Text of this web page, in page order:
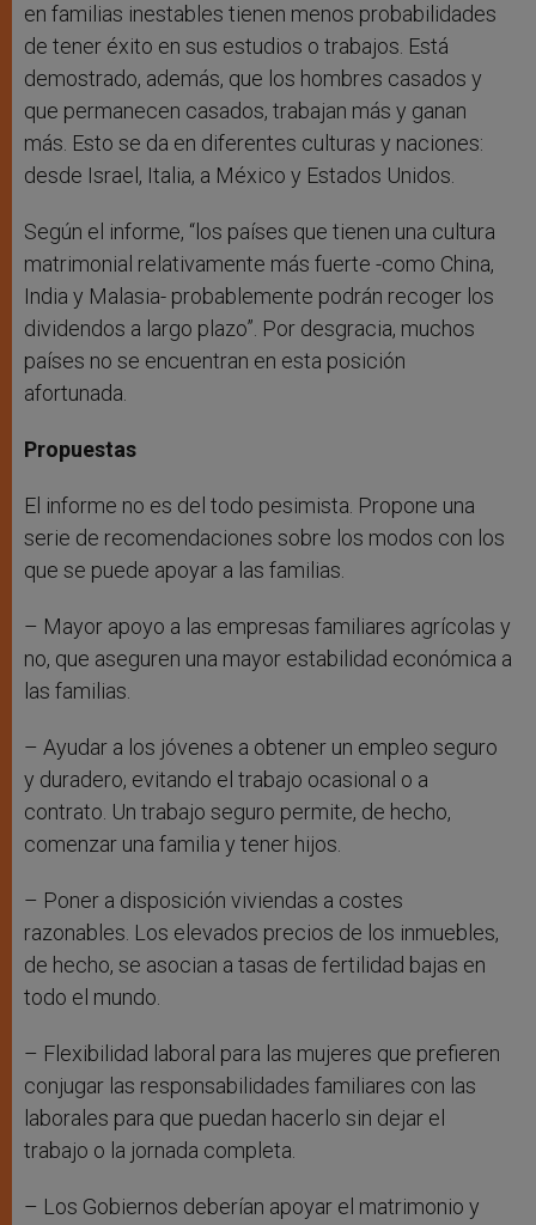
en familias inestables tienen menos probabilidades
de tener éxito en sus estudios o trabajos. Está
demostrado, además, que los hombres casados y
que permanecen casados, trabajan más y ganan
más. Esto se da en diferentes culturas y naciones:
desde Israel, Italia, a México y Estados Unidos.
Según el informe, “los países que tienen una cultura
matrimonial relativamente más fuerte -como China,
India y Malasia- probablemente podrán recoger los
dividendos a largo plazo”. Por desgracia, muchos
países no se encuentran en esta posición
afortunada.
Propuestas
El informe no es del todo pesimista. Propone una
serie de recomendaciones sobre los modos con los
que se puede apoyar a las familias.
– Mayor apoyo a las empresas familiares agrícolas y
no, que aseguren una mayor estabilidad económica a
las familias.
– Ayudar a los jóvenes a obtener un empleo seguro
y duradero, evitando el trabajo ocasional o a
contrato. Un trabajo seguro permite, de hecho,
comenzar una familia y tener hijos.
– Poner a disposición viviendas a costes
razonables. Los elevados precios de los inmuebles,
de hecho, se asocian a tasas de fertilidad bajas en
todo el mundo.
– Flexibilidad laboral para las mujeres que prefieren
conjugar las responsabilidades familiares con las
laborales para que puedan hacerlo sin dejar el
trabajo o la jornada completa.
– Los Gobiernos deberían apoyar el matrimonio y